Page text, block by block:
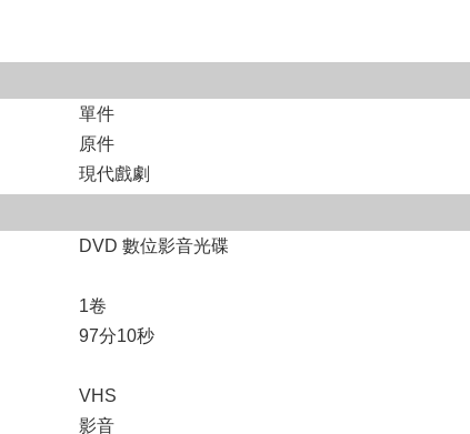
單件
原件
現代戲劇
DVD 數位影音光碟
1卷
97分10秒
VHS
影音